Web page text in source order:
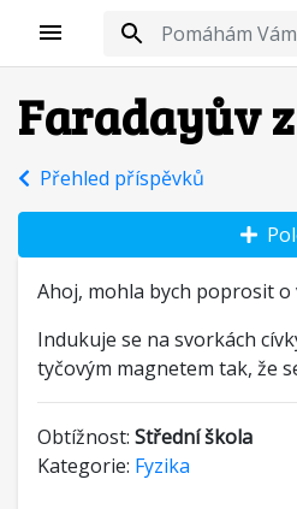
Faradayův
Přehled příspěvků
Ahoj, mohla bych poprosit o
Indukuje se na svorkách
tyčovým magnetem tak, že
Obtížnost: Střední škola
Kategorie: Fyzika